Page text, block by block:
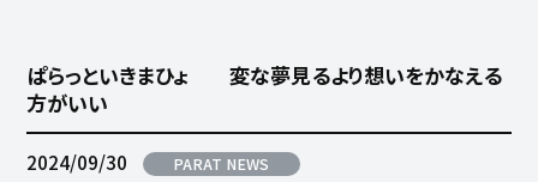
ぱらっといきまひょ 変な夢見るより想いをかなえる
方がいい
2024/09/30 PARAT NEWS